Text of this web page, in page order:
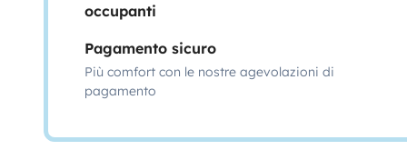
occupanti
Pagamento sicuro
Più comfort con le nostre agevolazioni di
pagamento